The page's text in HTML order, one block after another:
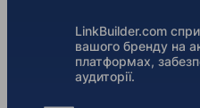
LinkBuilder.com
вашого бренду на
платформах,
аудиторії.